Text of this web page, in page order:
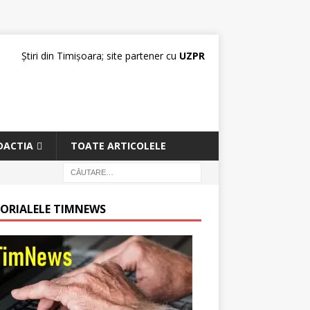
Știri din Timișoara; site partener cu UZPR
TOATE ARTICOLELE
TIMNEWS